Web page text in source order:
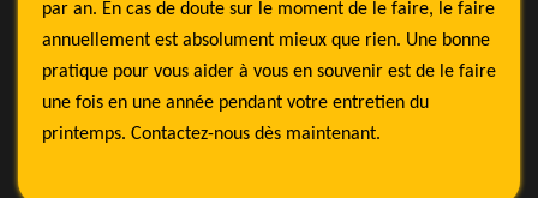
par an. En cas de doute sur le moment de le faire, le faire
annuellement est absolument mieux que rien. Une bonne
pratique pour vous aider à vous en souvenir est de le faire
une fois en une année pendant votre entretien du
printemps. Contactez-nous dès maintenant.